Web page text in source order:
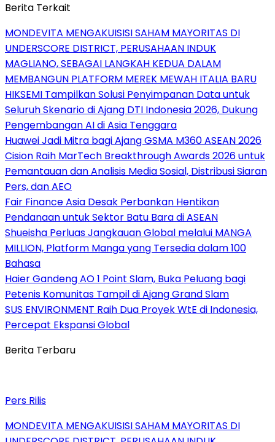
Berita Terkait
MONDEVITA MENGAKUISISI SAHAM MAYORITAS DI
UNDERSCORE DISTRICT, PERUSAHAAN INDUK
MAGLIANO, SEBAGAI LANGKAH KEDUA DALAM
MEMBANGUN PLATFORM MEREK MEWAH ITALIA BARU
HIKSEMI Tampilkan Solusi Penyimpanan Data untuk
Seluruh Skenario di Ajang DTI Indonesia 2026, Dukung
Pengembangan AI di Asia Tenggara
Huawei Jadi Mitra bagi Ajang GSMA M360 ASEAN 2026
Cision Raih MarTech Breakthrough Awards 2026 untuk
Pemantauan dan Analisis Media Sosial, Distribusi Siaran
Pers, dan AEO
Fair Finance Asia Desak Perbankan Hentikan
Pendanaan untuk Sektor Batu Bara di ASEAN
Shueisha Perluas Jangkauan Global melalui MANGA
MILLION, Platform Manga yang Tersedia dalam 100
Bahasa
Haier Gandeng AO 1 Point Slam, Buka Peluang bagi
Petenis Komunitas Tampil di Ajang Grand Slam
SUS ENVIRONMENT Raih Dua Proyek WtE di Indonesia,
Percepat Ekspansi Global
Berita Terbaru
Pers Rilis
MONDEVITA MENGAKUISISI SAHAM MAYORITAS DI